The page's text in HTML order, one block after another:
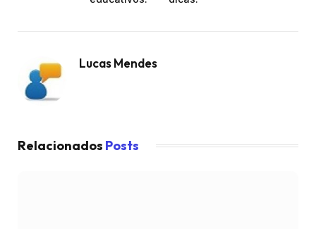
Lucas Mendes
Relacionados Posts